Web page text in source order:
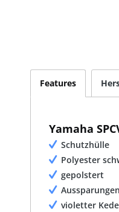
Features
Yamaha
Schutzhülle
Polyester
gepolstert
violetter